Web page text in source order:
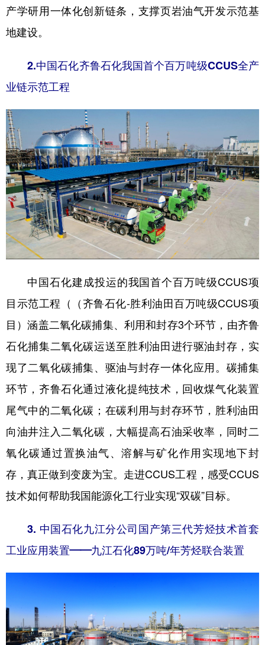
产学研用一体化创新链条，支撑页岩油气开发示范基
地建设。
2.中国石化齐鲁石化我国首个百万吨级CCUS全产
业链示范工程
中国石化建成投运的我国首个百万吨级CCUS项
目示范工程（（齐鲁石化-胜利油田百万吨级CCUS项
目）涵盖二氧化碳捕集、利用和封存3个环节，由齐鲁
石化捕集二氧化碳运送至胜利油田进行驱油封存，实
现了二氧化碳捕集、驱油与封存一体化应用。碳捕集
环节，齐鲁石化通过液化提纯技术，回收煤气化装置
尾气中的二氧化碳；在碳利用与封存环节，胜利油田
向油井注入二氧化碳，大幅提高石油采收率，同时二
氧化碳通过置换油气、溶解与矿化作用实现地下封
存，真正做到变废为宝。走进CCUS工程，感受CCUS
技术如何帮助我国能源化工行业实现“双碳”目标。
3. 中国石化九江分公司国产第三代芳烃技术首套
工业应用装置——九江石化89万吨/年芳烃联合装置